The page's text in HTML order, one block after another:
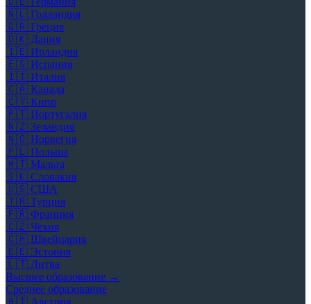
🇳🇱 Голландия
🇬🇷 Греция
🇩🇰 Дания
🇮🇪 Ирландия
🇪🇸 Испания
🇮🇹 Италия
🇨🇦 Канада
🇨🇾 Кипр
🇵🇹 Португалия
🇳🇿 Зеландия
🇳🇴 Норвегия
🇵🇱 Польша
🇲🇹 Мальта
🇸🇰 Словакия
🇺🇸 США
🇹🇷 Турция
🇫🇷 Франция
🇨🇿 Чехия
🇨🇭 Швейцария
🇪🇪 Эстония
🇱🇹 Литва
Высшее образование →
Среднее образование
🇦🇹 Австрия